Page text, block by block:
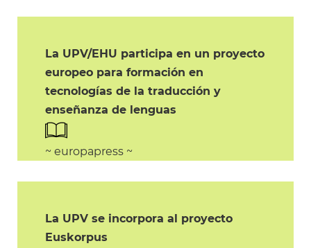
La UPV/EHU participa en un proyecto
europeo para formación en
tecnologías de la traducción y
enseñanza de lenguas
~ europapress ~
La UPV se incorpora al proyecto
Euskorpus